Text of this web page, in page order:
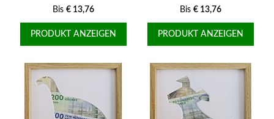
Bis € 13,76
PRODUKT ANZEIGEN
Bis € 13,76
PRODUKT ANZEIGEN